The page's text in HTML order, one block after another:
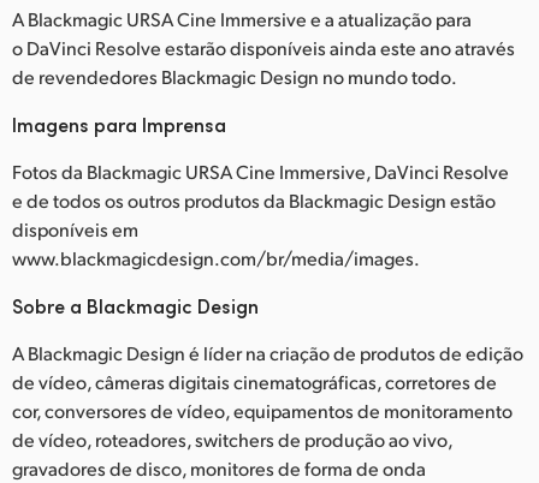
A Blackmagic URSA Cine Immersive e a atualização para
o DaVinci Resolve estarão disponíveis ainda este ano através
de revendedores Blackmagic Design no mundo todo.
Imagens para Imprensa
Fotos da Blackmagic URSA Cine Immersive, DaVinci Resolve
e de todos os outros produtos da Blackmagic Design estão
disponíveis em
www.blackmagicdesign.com/br/media/images.
Sobre a Blackmagic Design
A Blackmagic Design é líder na criação de produtos de edição
de vídeo, câmeras digitais cinematográficas, corretores de
cor, conversores de vídeo, equipamentos de monitoramento
de vídeo, roteadores, switchers de produção ao vivo,
gravadores de disco, monitores de forma de onda